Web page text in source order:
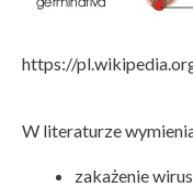
https://
W literaturze
zakażenie